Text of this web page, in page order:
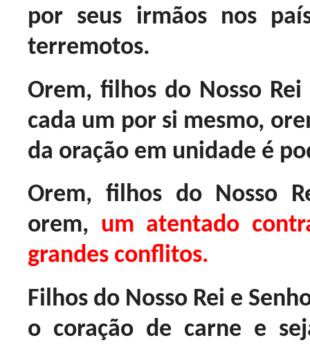
por seus irmãos nos
terremotos.
Orem, filhos do Nosso
cada um por si mesmo,
da oração em unidade é
Orem, filhos do Nosso
orem, um atentado
grandes conflitos.
Filhos do Nosso Rei e
o coração de carne e